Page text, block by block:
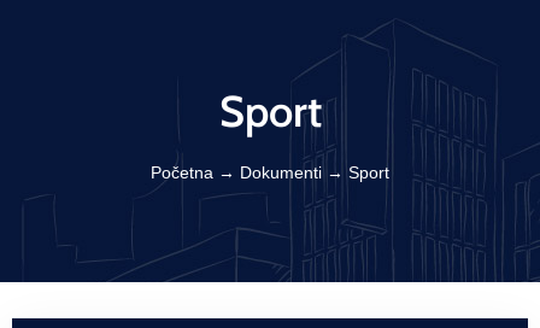
Sport
Početna → Dokumenti → Sport